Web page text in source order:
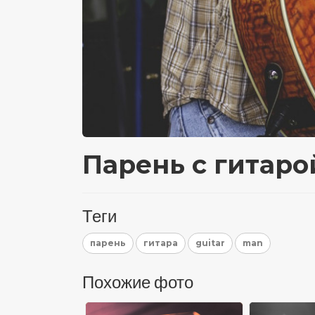
Парень с
Теги
парень гитара guitar man
Похожие фото